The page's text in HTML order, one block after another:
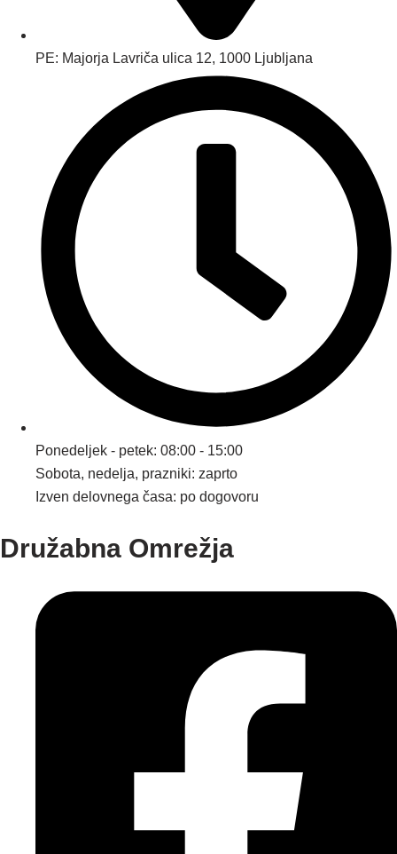
PE: Majorja Lavriča ulica 12, 1000 Ljubljana
Ponedeljek - petek: 08:00 - 15:00
Sobota, nedelja, prazniki: zaprto
Izven delovnega časa: po dogovoru
Družabna Omrežja